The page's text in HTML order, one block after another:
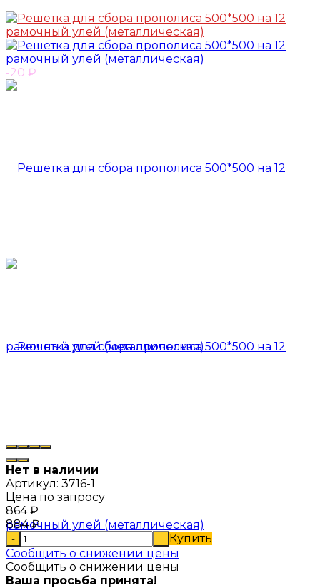
-20 ₽
Нет в наличии
Артикул: 3716-1
Цена по запросу
864₽
884₽
- + Купить
Сообщить о снижении цены
Сообщить о снижении цены
Ваша просьба принята!